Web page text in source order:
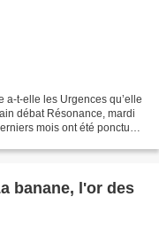
a-t-elle les Urgences qu’elle
débat Résonance, mardi
mois ont été ponctués
banane, l'or des